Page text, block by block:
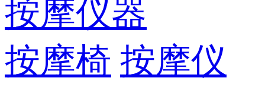
按摩仪器
按摩椅 按摩仪